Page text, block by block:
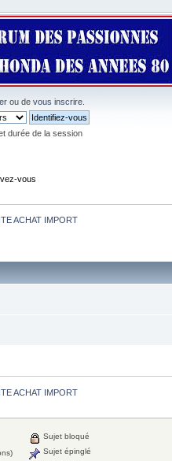
ou de vous inscrire
durée de la session
vous
ACHAT IMPORT
ACHAT IMPORT
Sujet bloqué
Sujet épinglé